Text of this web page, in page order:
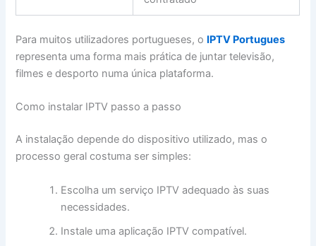
Para muitos utilizadores portugueses, o IPTV Portugues
representa uma forma mais prática de juntar televisão,
filmes e desporto numa única plataforma.
Como instalar IPTV passo a passo
A instalação depende do dispositivo utilizado, mas o
processo geral costuma ser simples:
Escolha um serviço IPTV adequado às suas
necessidades.
Instale uma aplicação IPTV compatível.